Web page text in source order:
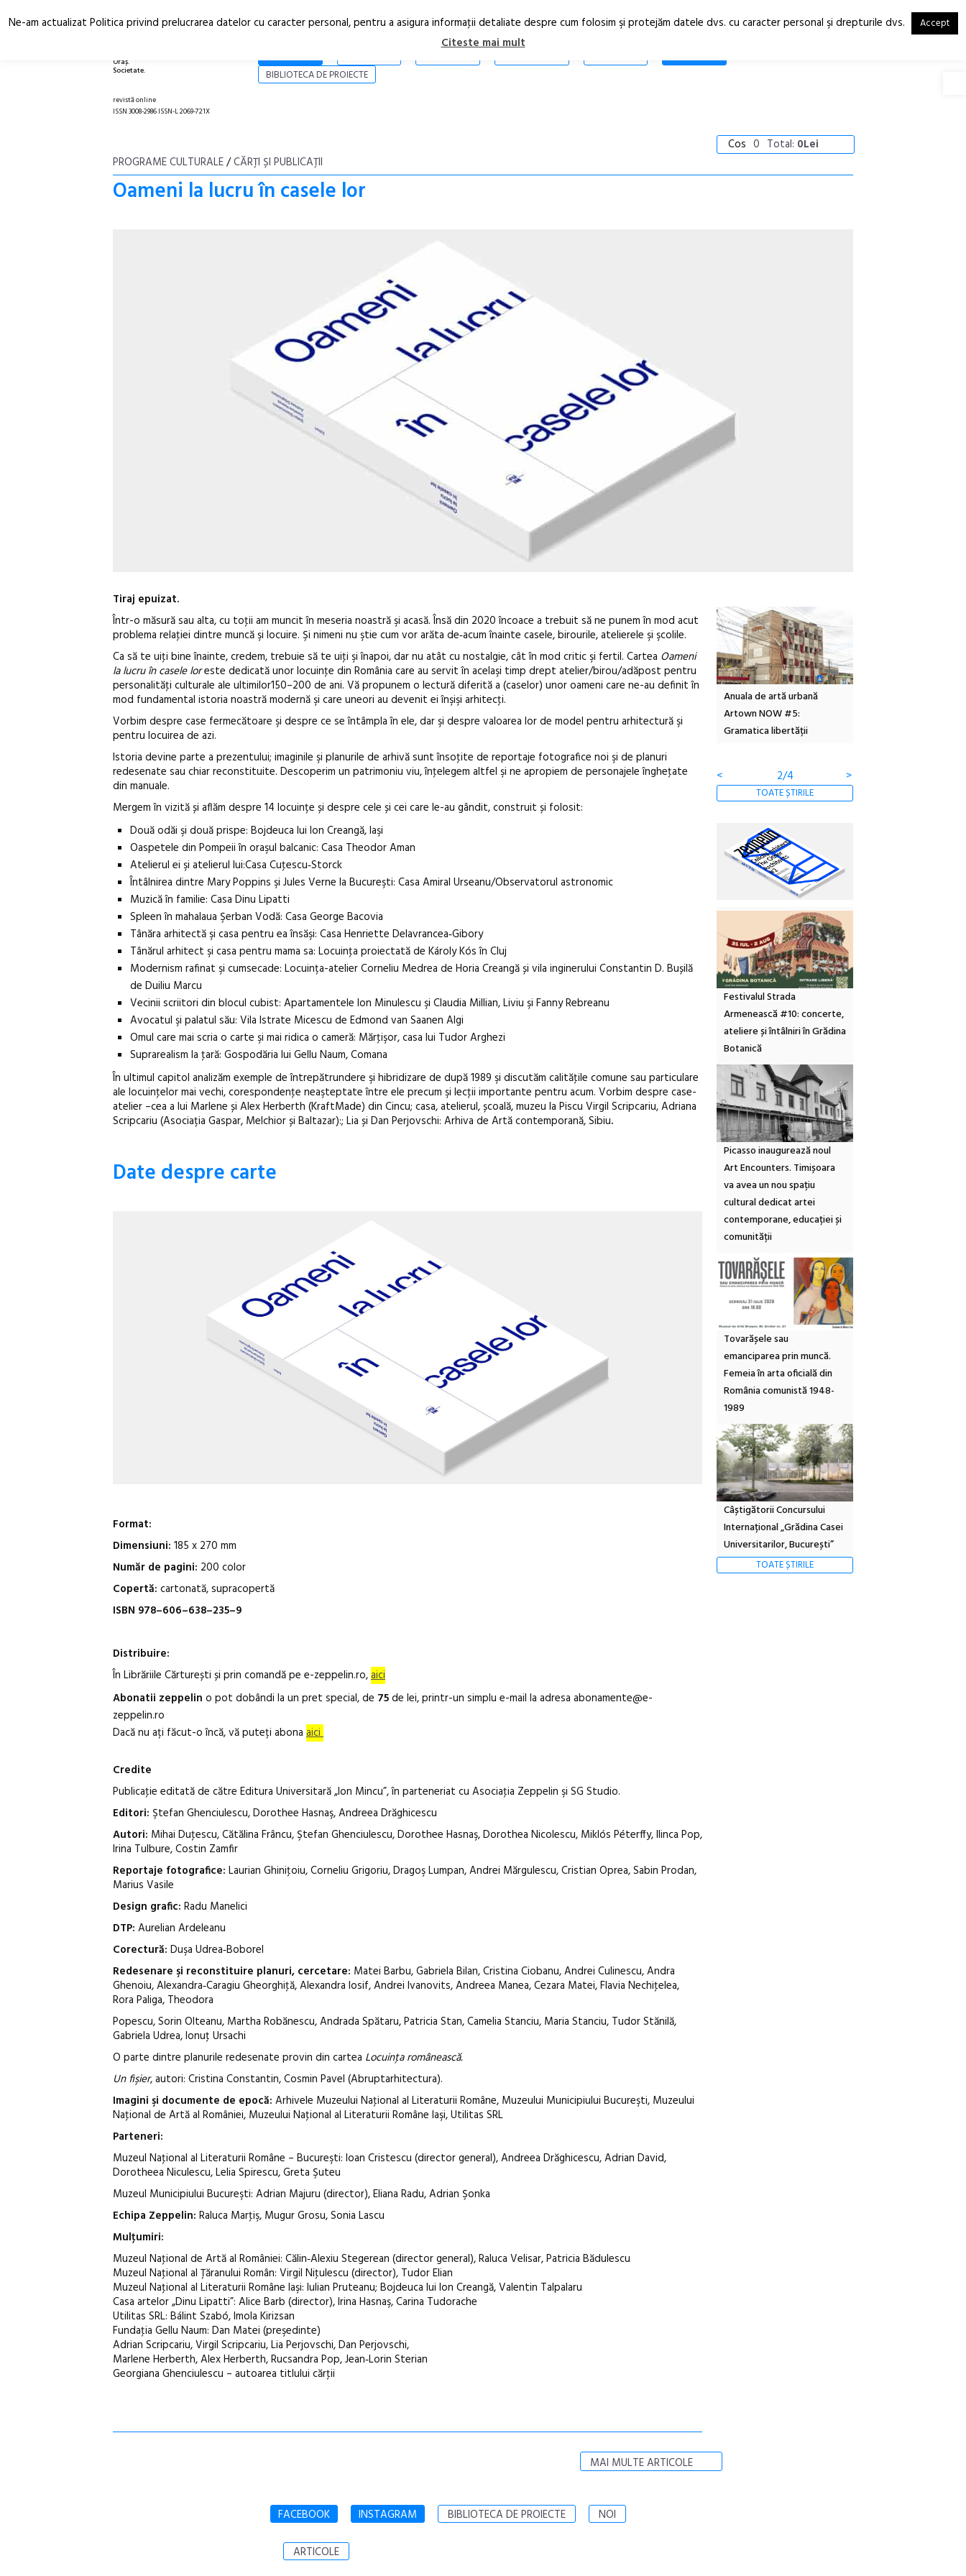
Oraș.
Societate.
RO
EN
NOI
SHOP
BIBLIOTECA DE PROIECTE
revistă online
ISSN 3008-2986 ISSN-L 2069-721X
Cos 0 Total: 0Lei
PROGRAME CULTURALE/CĂRŢI ȘI PUBLICAŢII
Oameni la lucru în casele lor
Tiraj epuizat.
Într-o măsură sau alta, cu toţii am muncit în meseria noastră şi acasă. Însă din 2020 încoace a trebuit să ne punem în mod acut
problema relaţiei dintre muncă şi locuire. Şi nimeni nu ştie cum vor arăta de‑acum înainte casele, birourile, atelierele şi şcolile.
Ca să te uiţi bine înainte, credem, trebuie să te uiţi şi înapoi, dar nu atât cu nostalgie, cât în mod critic şi fertil. Cartea Oameni
la lucru în casele loreste dedicată unor locuinţe din România care au servit în acelaşi timp drept atelier/birou/adăpost pentru
personalităţi culturale ale ultimilor150–200 de ani. Vă propunem o lectură diferită a (caselor) unor oameni care ne-au definit în
mod fundamental istoria noastră modernă şi care uneori au devenit ei înşişi arhitecţi.
Vorbim despre case fermecătoare şi despre ce se întâmpla în ele, dar şi despre valoarea lor de model pentru arhitectură şi
pentru locuirea de azi.
Istoria devine parte a prezentului; imaginile şi planurile de arhivă sunt însoţite de reportaje fotografice noi şi de planuri
redesenate sau chiar reconstituite. Descoperim un patrimoniu viu, înţelegem altfel şi ne apropiem de personajele îngheţate
din manuale.
Mergem în vizită și aflăm despre 14 locuințe și despre cele și cei care le-au gândit, construit și folosit:
Două odăi şi două prispe: Bojdeuca lui Ion Creangă, Iaşi
Oaspetele din Pompeii în oraşul balcanic: Casa Theodor Aman
Atelierul ei şi atelierul lui:Casa Cuţescu‑Storck
Întâlnirea dintre Mary Poppins şi Jules Verne la Bucureşti: Casa Amiral Urseanu/Observatorul astronomic
Muzică în familie: Casa Dinu Lipatti
Spleen în mahalaua Şerban Vodă: Casa George Bacovia
Tânăra arhitectă şi casa pentru ea însăşi: Casa Henriette Delavrancea‑Gibory
Tânărul arhitect şi casa pentru mama sa: Locuinţa proiectată de Károly Kós în Cluj
Modernism rafinat şi cumsecade: Locuința-atelier Corneliu Medrea de Horia Creangă și vila inginerului Constantin D. Bușilă
de Duiliu Marcu
Vecinii scriitori din blocul cubist: Apartamentele Ion Minulescu şi Claudia Millian, Liviu şi Fanny Rebreanu
Avocatul şi palatul său: Vila Istrate Micescu de Edmond van Saanen Algi
Omul care mai scria o carte şi mai ridica o cameră: Mărţişor, casa lui Tudor Arghezi
Suprarealism la ţară: Gospodăria lui Gellu Naum, Comana
În ultimul capitol analizăm exemple de întrepătrundere şi hibridizare de după 1989 şi discutăm calităţile comune sau particulare
ale locuinţelor mai vechi, corespondenţe neaşteptate între ele precum şi lecţii importante pentru acum. Vorbim despre case-
atelier –cea a lui Marlene și Alex Herberth (KraftMade) din Cincu; casa, atelierul, școală, muzeu la Piscu Virgil Scripcariu, Adriana
Scripcariu (Asociația Gaspar, Melchior și Baltazar):; Lia și Dan Perjovschi: Arhiva de Artă contemporană, Sibiu.
Date despre carte
Format:
Dimensiuni: 185 x 270 mm
Număr de pagini: 200 color
Copertă: cartonată, supracopertă
ISBN 978–606–638–235–9
Distribuire:
În Librăriile Cărturești și prin comandă pe e-zeppelin.ro,aici
Abonatii zeppelin o pot dobândi la un pret special, de 75de lei, printr-un simplu e-mail la adresa abonamente@e-
zeppelin.ro
Dacă nu ați făcut-o încă, vă puteți abona aici
Credite
Publicaţie editată de către Editura Universitară „Ion Mincu”, în parteneriat cu Asociaţia Zeppelin şi SG Studio.
Editori: Ştefan Ghenciulescu, Dorothee Hasnaş, Andreea Drăghicescu
Autori: Mihai Duţescu, Cătălina Frâncu, Ştefan Ghenciulescu, Dorothee Hasnaş, Dorothea Nicolescu, Miklós Péterffy, Ilinca Pop,
Irina Tulbure, Costin Zamfir
Reportaje fotografice: Laurian Ghiniţoiu, Corneliu Grigoriu, Dragoş Lumpan, Andrei Mărgulescu, Cristian Oprea, Sabin Prodan,
Marius Vasile
Design grafic: Radu Manelici
DTP: Aurelian Ardeleanu
Corectură: Duşa Udrea‑Boborel
Redesenare şi reconstituire planuri, cercetare: Matei Barbu, Gabriela Bilan, Cristina Ciobanu, Andrei Culinescu, Andra
Ghenoiu, Alexandra‑Caragiu Gheorghiţă, Alexandra Iosif, Andrei Ivanovits, Andreea Manea, Cezara Matei, Flavia Nechiţelea,
Rora Paliga, Theodora
Popescu, Sorin Olteanu, Martha Robănescu, Andrada Spătaru, Patricia Stan, Camelia Stanciu, Maria Stanciu, Tudor Stănilă,
Gabriela Udrea, Ionuţ Ursachi
O parte dintre planurile redesenate provin din cartea Locuinţa românească.
Un fişier, autori: Cristina Constantin, Cosmin Pavel (Abruptarhitectura).
Imagini şi documente de epocă: Arhivele Muzeului Naţional al Literaturii Române, Muzeului Municipiului Bucureşti, Muzeului
Naţional de Artă al României, Muzeului Naţional al Literaturii Române Iaşi, Utilitas SRL
Parteneri:
Muzeul Naţional al Literaturii Române – Bucureşti: Ioan Cristescu (director general), Andreea Drăghicescu, Adrian David,
Dorotheea Niculescu, Lelia Spirescu, Greta Şuteu
Muzeul Municipiului Bucureşti: Adrian Majuru (director), Eliana Radu, Adrian Şonka
Echipa Zeppelin: Raluca Marţiş, Mugur Grosu, Sonia Lascu
Mulţumiri:
Muzeul Naţional de Artă al României: Călin‑Alexiu Stegerean (director general), Raluca Velisar, Patricia Bădulescu
Muzeul Naţional al Ţăranului Român: Virgil Niţulescu (director), Tudor Elian
Muzeul Naţional al Literaturii Române Iaşi: Iulian Pruteanu; Bojdeuca lui Ion Creangă, Valentin Talpalaru
Casa artelor „Dinu Lipatti”: Alice Barb (director), Irina Hasnaş, Carina Tudorache
Utilitas SRL: Bálint Szabó, Imola Kirizsan
Fundaţia Gellu Naum: Dan Matei (preşedinte)
Adrian Scripcariu, Virgil Scripcariu, Lia Perjovschi, Dan Perjovschi,
Marlene Herberth, Alex Herberth, Rucsandra Pop, Jean‑Lorin Sterian
Georgiana Ghenciulescu – autoarea titlului cărţii
MAI MULTE ARTICOLE
Awards 2026
Anuala de artă urbană
Artown NOW #5:
Gramatica libertății
< 2/4 >
TOATE ȘTIRILE
Festivalul Strada
Armenească #10: concerte,
ateliere și întâlniri în Grădina
Botanică
Picasso inaugurează noul
Art Encounters. Timișoara
va avea un nou spațiu
cultural dedicat artei
contemporane, educației și
comunității
Tovarășele sau
emanciparea prin muncă.
Femeia în arta oficială din
România comunistă 1948-
1989
Câștigătorii Concursului
Internațional „Grădina Casei
Universitarilor, București”
TOATE ȘTIRILE
FACEBOOK INSTAGRAM BIBLIOTECA DE PROIECTE NOI
ARTICOLE
Ne-am actualizat Politica privind prelucrarea datelor cu caracter personal, pentru a asigura informaţii detaliate despre cum folosim şi protejăm datele dvs. cu caracter personal şi drepturile dvs. Accept
Citeste mai mult